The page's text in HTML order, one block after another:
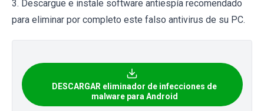
3. Descargue e instale software antiespía recomendado
para eliminar por completo este falso antivirus de su PC.
DESCARGAR eliminador de infecciones de
malware para Android